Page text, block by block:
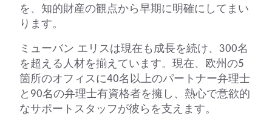
を、知的財産の観点から早期に明確にしてまい
ります。
ミューバン エリスは現在も成長を続け、300名
を超える人材を揃えています。現在、欧州の5
箇所のオフィスに40名以上のパートナー弁理士
と90名の弁理士有資格者を擁し、熱心で意欲的
なサポートスタッフが彼らを支えます。